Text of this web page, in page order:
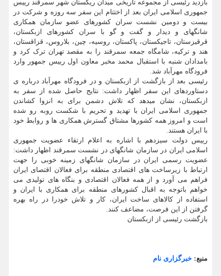
بازدید رئیسی از مجموعه تاریخی میدان ریگستان شهر سمرقند رییس
جمهوری اسلامی ایران بعد از اختتام این سفر سه روزه و شرکت در
بیست و دومین نشست سران کشورهای عضو سازمان همکاری
شانگهای و دیدار و گفت و گو با سران کشورهای ازبکستان،
قرقیزستان، تاجیکستان، پاکستان، روسیه، چین، بلاروس، قزاقستان،
هند و ترکیه، شامگاه جمعه سمرقند را به مقصد تهران ترک کرد و
بامدادان شنبه با استقبال محمد مخبر معاون اول رییس جمهور وارد
فرودگاه مهرآباد شد.
رئیسی بعد از بازگشت از ازبکستان و در فرودگاه مهرآباد درباره ی
دستاوردهای این سفر اظهار داشت: نتایج حاصل شده از سفر به
ازبکستان، نشان میدهد که تلاش دشمن برای به انزوا کشاندن
جمهوری اسلامی ایران با تهدید و تحریم با شکست روبه رو شده
است و امروز همه کشورها مشتاق گسترش همکاری ها و روابط خود
با ایران هستند.
رییس دولت سیزدهم با اشاره به اعلام ارتقاء عضویت جمهوری
اسلامی ایران در سازمان شانگهای در نشست سمرقند اظهار داشت:
عضویت رسمی ایران در سازمان شانگهای زمینه خوبی را جهت
ارتباط با زیرساخت های اقتصادی منطقه برای فعالان اقتصای ایران
فراهم می آورد و از همه فعالان اقتصادی و بنگاه های تولیدی می
خواهم باتوجه به اقبال کشورهای منطقه برای همکاری با ایران و
استفاده از کالاهای ساخت ایران، کار و تلاش خودرا در راه بهره
گرفتن از این فرصت، مضاعف کنند.
بازگشت رئیسی از ازبکستان
منبع: خبرگزاری نام